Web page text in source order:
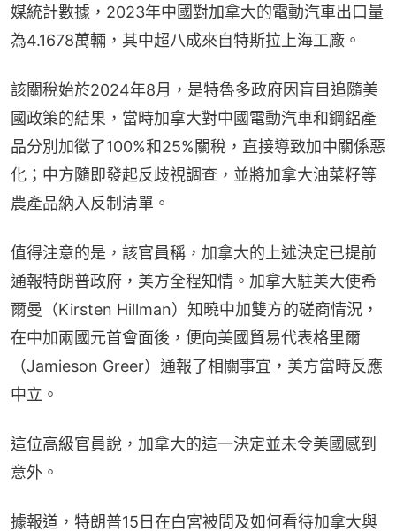
媒統計數據，2023年中國對加拿大的電動汽車出口量
為4.1678萬輛，其中超八成來自特斯拉上海工廠。
該關稅始於2024年8月，是特魯多政府因盲目追隨美
國政策的結果，當時加拿大對中國電動汽車和鋼鋁產
品分別加徵了100%和25%關稅，直接導致加中關係惡
化；中方隨即發起反歧視調查，並將加拿大油菜籽等
農產品納入反制清單。
值得注意的是，該官員稱，加拿大的上述決定已提前
通報特朗普政府，美方全程知情。加拿大駐美大使希
爾曼（Kirsten Hillman）知曉中加雙方的磋商情況，
在中加兩國元首會面後，便向美國貿易代表格里爾
（Jamieson Greer）通報了相關事宜，美方當時反應
中立。
這位高級官員說，加拿大的這一決定並未令美國感到
意外。
據報道，特朗普15日在白宮被問及如何看待加拿大與